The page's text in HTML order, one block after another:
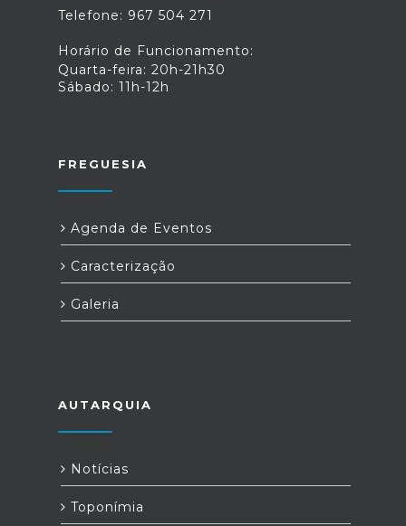
Telefone: 967 504 271
Horário de Funcionamento:
Quarta-feira: 20h-21h30
Sábado: 11h-12h
FREGUESIA
Agenda de Eventos
Caracterização
Galeria
AUTARQUIA
Notícias
Toponímia